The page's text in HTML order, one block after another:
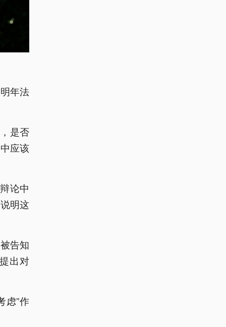
年法
是否
应该
论中
明这
告知
出对
虑”作